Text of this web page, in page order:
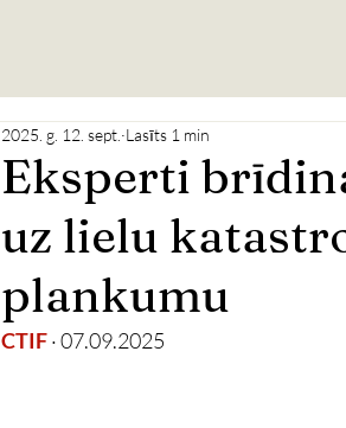
Eksperti
uz lielu
plankumu
2025. g. 12. sept. Lasīts 1 min
CTIF · 07.09.2025